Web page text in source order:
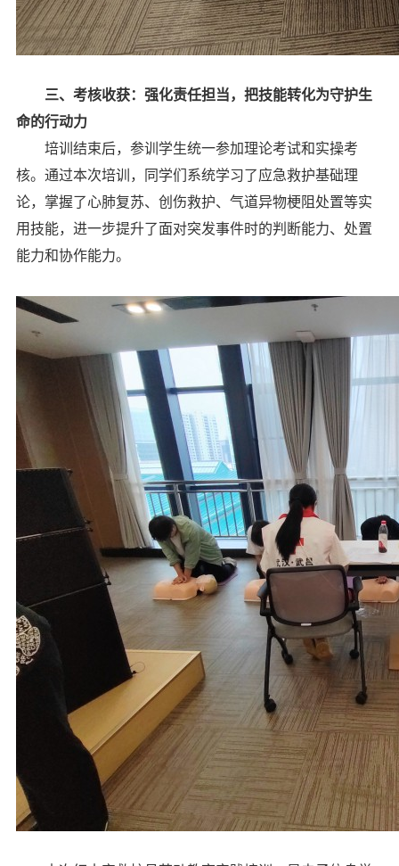
三、考核收获：强化责任担当，把技能转化为守护生
命的行动力
培训结束后，参训学生统一参加理论考试和实操考
核。通过本次培训，同学们系统学习了应急救护基础理
论，掌握了心肺复苏、创伤救护、气道异物梗阻处置等实
用技能，进一步提升了面对突发事件时的判断能力、处置
能力和协作能力。